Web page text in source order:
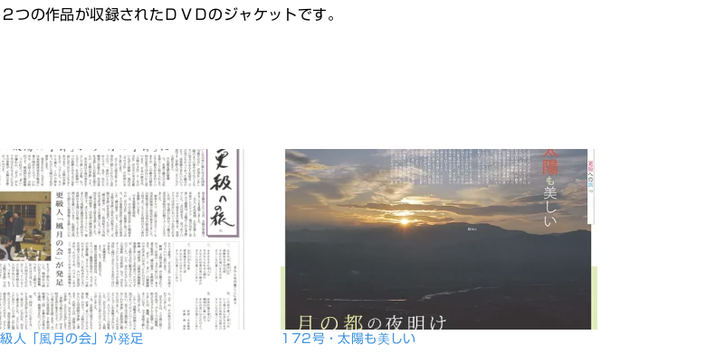
つの作品が収録されたＤＶＤのジャケットです。
人「風月の会」が発足 172号・太陽も美しい